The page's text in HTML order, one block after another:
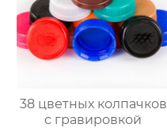
38 цветных колпачков
с гравировкой